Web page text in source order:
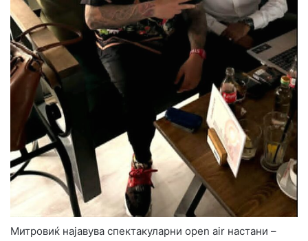
Митровиќ најавува спектакуларни open air настани –